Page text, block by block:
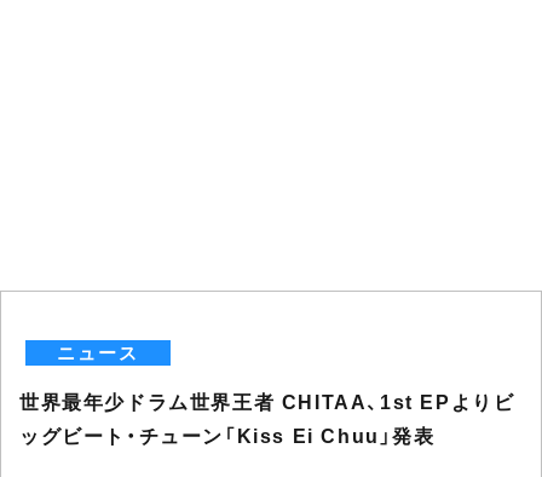
ニュース
世界最年少ドラム世界王者 CHITAA、1st EPよりビ
ッグビート・チューン「Kiss Ei Chuu」発表